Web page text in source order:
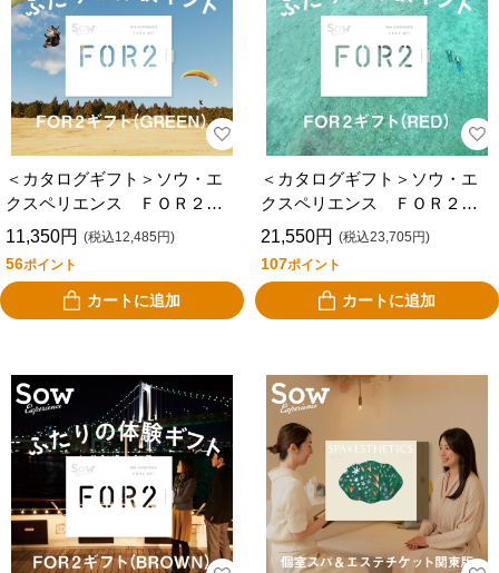
＜カタログギフト＞ソウ・エ
クスペリエンス ＦＯＲ２ギ
フト（ＧＲＥＥＮ)
11,350円 (税込12,485円)
56ポイント
カートに追加
＜カタログギフト＞ソウ・エ
クスペリエンス ＦＯＲ２ギ
フト（ＲＥＤ）
21,550円 (税込23,705円)
107ポイント
カートに追加